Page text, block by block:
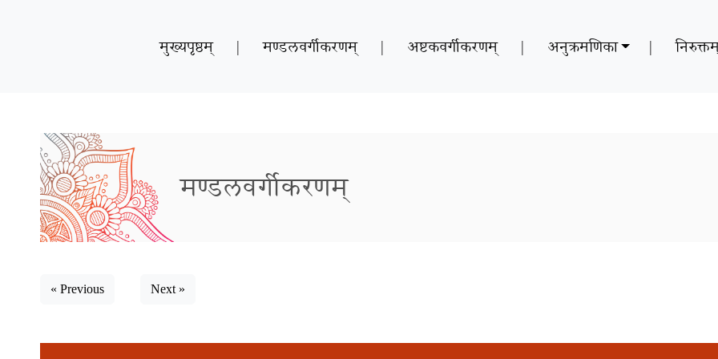
मुख्यपृष्ठम् | मण्डलवर्गीकरणम् | अष्टकवर्गीकरणम् | अनुक्रमणिका |
मण्डलवर्गीकरणम्
« Previous Next »